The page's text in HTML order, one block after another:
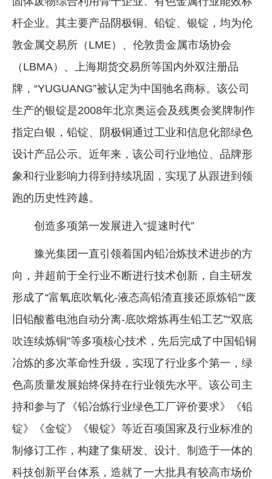
杆企业。其主要产品阴极铜、铅锭、银锭，均为伦
敦金属交易所（LME）、伦敦贵金属市场协会
（LBMA）、上海期货交易所等国内外双注册品
牌，“YUGUANG”被认定为中国驰名商标。该公司
生产的银锭是2008年北京奥运会及残奥会奖牌制作
指定白银，铅锭、阴极铜通过工业和信息化部绿色
设计产品公示。近年来，该公司行业地位、品牌形
象和行业影响力得到持续巩固，实现了从跟进到领
跑的历史性跨越。
创造多项第一发展进入“提速时代”
豫光集团一直引领着国内铅冶炼技术进步的方
向，并超前于全行业不断进行技术创新，自主研发
形成了“富氧底吹氧化-液态高铅渣直接还原炼铅”“废
旧铅酸蓄电池自动分离-底吹熔炼再生铅工艺”“双底
吹连续炼铜”等多项核心技术，先后完成了中国铅铜
冶炼的多次革命性升级，实现了行业多个第一，绿
色高质量发展始终保持在行业领先水平。该公司主
持和参与了《铅冶炼行业绿色工厂评价要求》《铅
锭》《金锭》《银锭》等近百项国家及行业标准的
制修订工作，构建了集研发、设计、制造于一体的
科技创新平台体系，造就了一大批具有较高市场价